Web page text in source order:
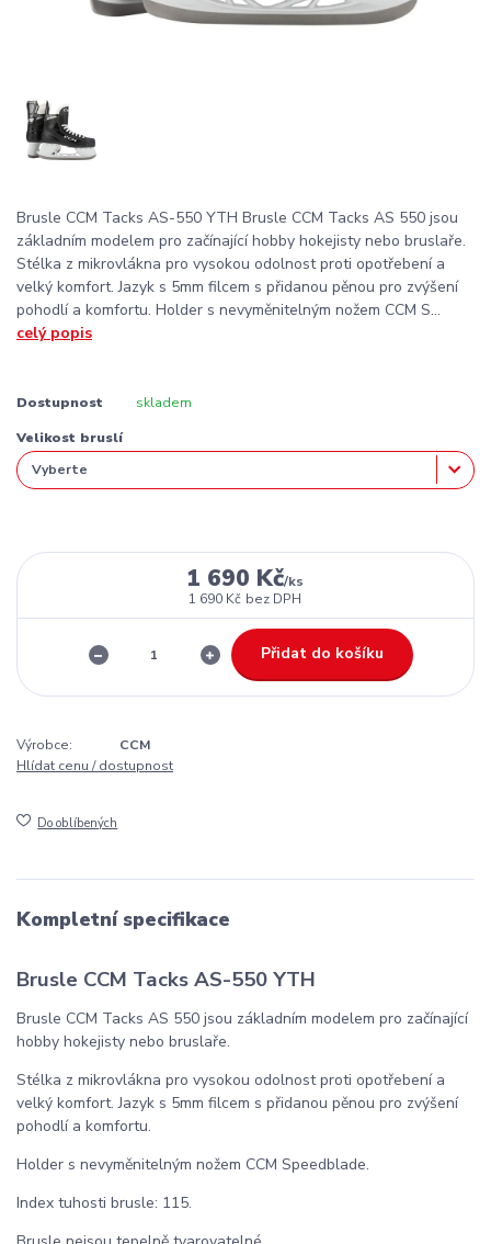
Brusle CCM Tacks AS-550 YTH Brusle CCM Tacks AS 550 jsou
základním modelem pro začínající hobby hokejisty nebo bruslaře.
Stélka z mikrovlákna pro vysokou odolnost proti opotřebení a
velký komfort. Jazyk s 5mm filcem s přidanou pěnou pro zvýšení
pohodlí a komfortu. Holder s nevyměnitelným nožem CCM S...
celý popis
Dostupnost skladem
Velikost bruslí
1 690 Kč/ks
1 690 Kč bez DPH
Přidat do košíku
Výrobce:
CCM
Hlídat cenu / dostupnost
Do oblíbených
Kompletní specifikace
Brusle CCM Tacks AS-550 YTH
Brusle CCM Tacks AS 550 jsou základním modelem pro začínající
hobby hokejisty nebo bruslaře.
Stélka z mikrovlákna pro vysokou odolnost proti opotřebení a
velký komfort. Jazyk s 5mm filcem s přidanou pěnou pro zvýšení
pohodlí a komfortu.
Holder s nevyměnitelným nožem CCM Speedblade.
Index tuhosti brusle: 115.